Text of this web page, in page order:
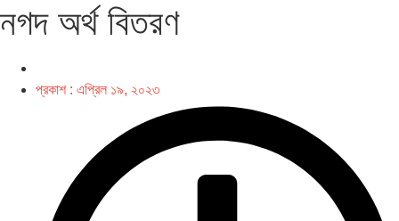
নগদ অর্থ বিতরণ
প্রকাশ : এপ্রিল ১৯, ২০২৩